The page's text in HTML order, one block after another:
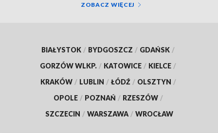
ZOBACZ WIĘCEJ
BIAŁYSTOK / BYDGOSZCZ / GDAŃSK /
GORZÓW WLKP. / KATOWICE / KIELCE /
KRAKÓW / LUBLIN / ŁÓDŹ / OLSZTYN /
OPOLE / POZNAŃ / RZESZÓW /
SZCZECIN / WARSZAWA / WROCŁAW